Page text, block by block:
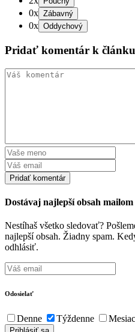
0x
0x
Pridať komentár k článku
Dostávaj najlepší obsah mailom
Nestíhaš všetko sledovať?
najlepší obsah. Žiadny spam.
odhlásiť.
Odosielať
Denne Týždenne Mesiac